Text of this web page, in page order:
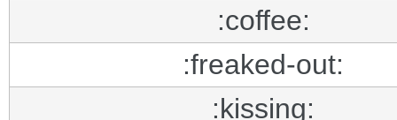
:coffee:
:freaked-out:
:kissing: